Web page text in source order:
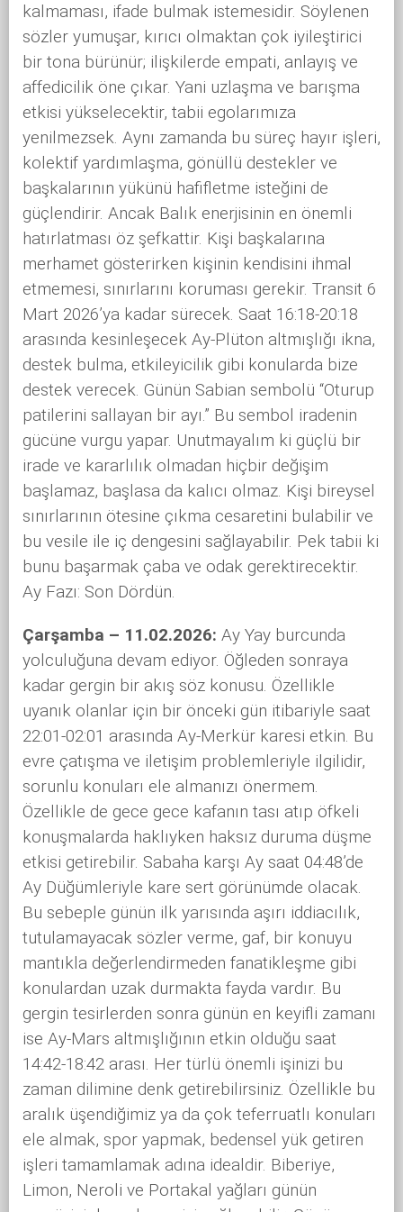
kalmaması, ifade bulmak istemesidir. Söylenen
sözler yumuşar, kırıcı olmaktan çok iyileştirici
bir tona bürünür; ilişkilerde empati, anlayış ve
affedicilik öne çıkar. Yani uzlaşma ve barışma
etkisi yükselecektir, tabii egolarımıza
yenilmezsek. Aynı zamanda bu süreç hayır işleri,
kolektif yardımlaşma, gönüllü destekler ve
başkalarının yükünü hafifletme isteğini de
güçlendirir. Ancak Balık enerjisinin en önemli
hatırlatması öz şefkattir. Kişi başkalarına
merhamet gösterirken kişinin kendisini ihmal
etmemesi, sınırlarını koruması gerekir. Transit 6
Mart 2026’ya kadar sürecek. Saat 16:18-20:18
arasında kesinleşecek Ay-Plüton altmışlığı ikna,
destek bulma, etkileyicilik gibi konularda bize
destek verecek. Günün Sabian sembolü “Oturup
patilerini sallayan bir ayı.” Bu sembol iradenin
gücüne vurgu yapar. Unutmayalım ki güçlü bir
irade ve kararlılık olmadan hiçbir değişim
başlamaz, başlasa da kalıcı olmaz. Kişi bireysel
sınırlarının ötesine çıkma cesaretini bulabilir ve
bu vesile ile iç dengesini sağlayabilir. Pek tabii ki
bunu başarmak çaba ve odak gerektirecektir.
Ay Fazı: Son Dördün.
Çarşamba – 11.02.2026: Ay Yay burcunda
yolculuğuna devam ediyor. Öğleden sonraya
kadar gergin bir akış söz konusu. Özellikle
uyanık olanlar için bir önceki gün itibariyle saat
22:01-02:01 arasında Ay-Merkür karesi etkin. Bu
evre çatışma ve iletişim problemleriyle ilgilidir,
sorunlu konuları ele almanızı önermem.
Özellikle de gece gece kafanın tası atıp öfkeli
konuşmalarda haklıyken haksız duruma düşme
etkisi getirebilir. Sabaha karşı Ay saat 04:48’de
Ay Düğümleriyle kare sert görünümde olacak.
Bu sebeple günün ilk yarısında aşırı iddiacılık,
tutulamayacak sözler verme, gaf, bir konuyu
mantıkla değerlendirmeden fanatikleşme gibi
konulardan uzak durmakta fayda vardır. Bu
gergin tesirlerden sonra günün en keyifli zamanı
ise Ay-Mars altmışlığının etkin olduğu saat
14:42-18:42 arası. Her türlü önemli işinizi bu
zaman dilimine denk getirebilirsiniz. Özellikle bu
aralık üşendiğimiz ya da çok teferruatlı konuları
ele almak, spor yapmak, bedensel yük getiren
işleri tamamlamak adına idealdir. Biberiye,
Limon, Neroli ve Portakal yağları günün